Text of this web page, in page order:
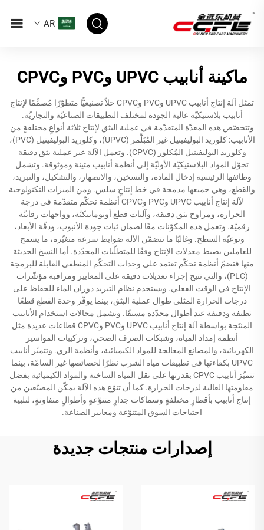
AR
ماكينة أنابيب UPVC وPVC وCPVC
تمثل آلة إنتاج أنابيب UPVC وPVC وCPVC حلاً تصنيعيًّا متطوّرًا مُصمَّمًا لإنتاج
أنابيب بلاستيكيّة عالية الجودة لمختلف التطبيقات الصناعيّة والتجاريّة.
وتتخصّص هذه المعدّة المتقدّمة في عملية البثق لإنتاج ثلاثة أنواعٍ مختلفةٍ من
الأنابيب: كلوريد البوليفينيل غير المُبَلَّمر (UPVC)، وكلوريد البوليفينيل (PVC)،
وكلوريد البوليفينيل المُكلور (CPVC). وتعمل الآلة عبر عملية بثق دقيقة
تحوّل المواد البلاستيكيّة الأوليّة إلى أنظمة أنابيب متينة وموثوقة. وتشمل
وظائفها الرئيسية إدخال المادة، والتسخين، والانصهار، والتشكيل، والتبريد،
والقطع، وهي جميعها مدمجة في خط إنتاجٍ سلس. ومن الميزات التكنولوجية
لآلة إنتاج أنابيب UPVC وPVC وCPVC أنظمة تحكّم متقدّمة في درجة
الحرارة، ومراوح بثق دقيقة، وآليات قطع أوتوماتيكيّة، وواجهات رقابيّة
رقميّة. وتعمل هذه المكوّنات معًا لضمان ثبات جودة الأنبوب، ودقّة الأبعاد،
ونوعيّة السطح. وغالبًا ما تتضمّن الآلة ضوابط سرعة متغيّرة، ما يسمح
للعاملين بضبط معدلات الإنتاج وفقًا للمتطلّبات المحدّدة. أما النسخ الحديثة
منها فتضمّ أنظمة تحكّم تعتمد على وحدات التحكّم المنطقي القابلة للبرمجة
(PLC)، والتي تتيح إجراء تعديلات دقيقة على المعايير ومراقبة مؤشّرات
الإنتاج في الوقت الفعلي. ويستخدم نظام التبريد دوران الماء للحفاظ على
درجات الحرارة المثلى طوال عملية البثق، بينما يوفّر وحدة القطع قطعًا
نظيفة ودقيقة عند أطوال محدّدة مسبقًا. وتشمل مجالات استخدام الأنابيب
المنتَجة بواسطة آلة إنتاج أنابيب UPVC وPVC وCPVC قطاعات عديدة مثل
أنظمة إمداد المياه، وشبكات الصرف الصحي، وتركيبات المواسير
الكهربائية، والمصانع المعالجة للمواد الكيميائية، وأنظمة الري. وتتميّز أنابيب
UPVC بكفاءتها في تطبيقات مياه الشرب نظرًا لخصائصها غير السامّة، بينما
تتميّز أنابيب CPVC بقدرتها على نقل المياه الساخنة والمواد الكيميائية بفضل
مقاومتها العالية لدرجات الحرارة. كما أن تنوّع هذه الآلة يمكّن المصنّعين من
إنتاج أنابيب بأقطارٍ مختلفةٍ وسماكات جدارٍ متنوّعةٍ وأطوالٍ متفاوتةٍ، لتلبية
احتياجات السوق المتنوّعة ومعايير الصناعة.
إصدارات منتجات جديدة